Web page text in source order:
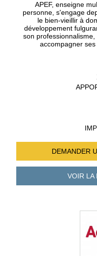
APEF, enseigne
personne, s'engage
le bien-vieillir à
développement
son
accompagner
DEMANDER
VOIR LA